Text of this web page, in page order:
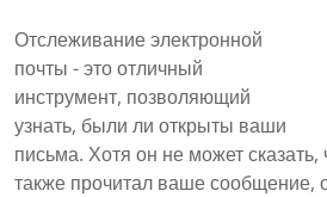
Отслеживание электронной
почты - это отличный
инструмент, позволяющий
узнать, были ли открыты ваши
письма. Хотя он не может сказать,
также прочитал ваше сообщение,